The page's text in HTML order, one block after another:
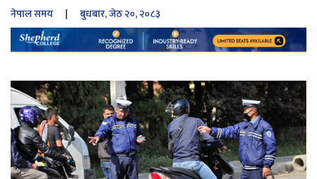
नेपाल समय | बुधबार, जेठ २०, २०८३